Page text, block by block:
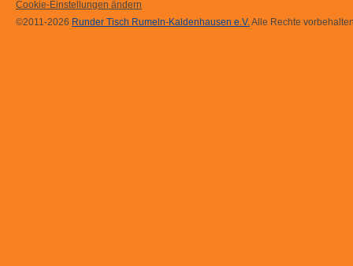
Cookie-Einstellungen ändern
©2011-2026 Runder Tisch Rumeln-Kaldenhausen e.V.Alle Rechte